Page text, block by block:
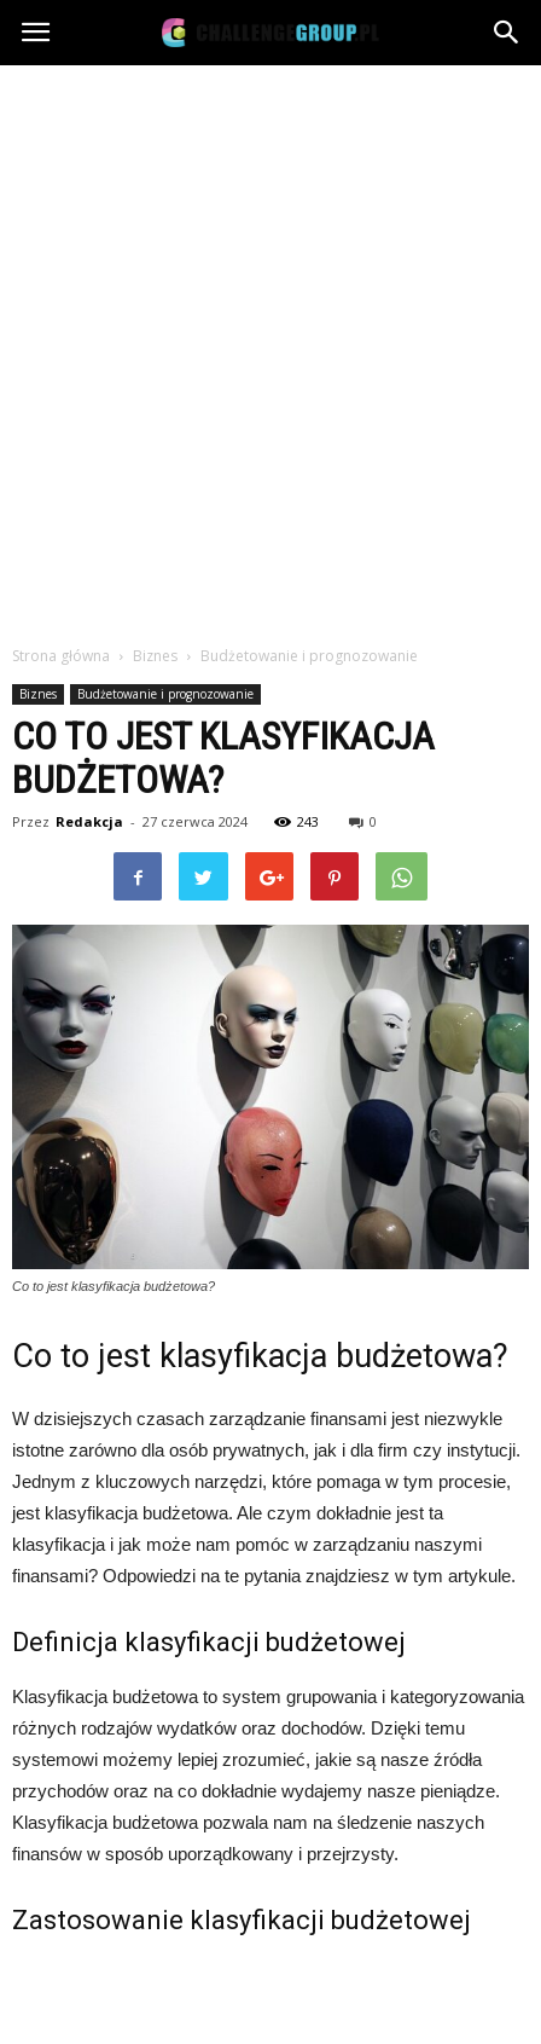
Challengegroup.pl
Strona główna Biznes Budżetowanie i prognozowanie
Biznes Budżetowanie i prognozowanie
CO TO JEST KLASYFIKACJA
BUDŻETOWA?
Przez Redakcja - 27 czerwca 2024 243 0
Co to jest klasyfikacja budżetowa?
Co to jest klasyfikacja budżetowa?
W dzisiejszych czasach zarządzanie finansami jest niezwykle
istotne zarówno dla osób prywatnych, jak i dla firm czy instytucji.
Jednym z kluczowych narzędzi, które pomaga w tym procesie,
jest klasyfikacja budżetowa. Ale czym dokładnie jest ta
klasyfikacja i jak może nam pomóc w zarządzaniu naszymi
finansami? Odpowiedzi na te pytania znajdziesz w tym artykule.
Definicja klasyfikacji budżetowej
Klasyfikacja budżetowa to system grupowania i kategoryzowania
różnych rodzajów wydatków oraz dochodów. Dzięki temu
systemowi możemy lepiej zrozumieć, jakie są nasze źródła
przychodów oraz na co dokładnie wydajemy nasze pieniądze.
Klasyfikacja budżetowa pozwala nam na śledzenie naszych
finansów w sposób uporządkowany i przejrzysty.
Zastosowanie klasyfikacji budżetowej